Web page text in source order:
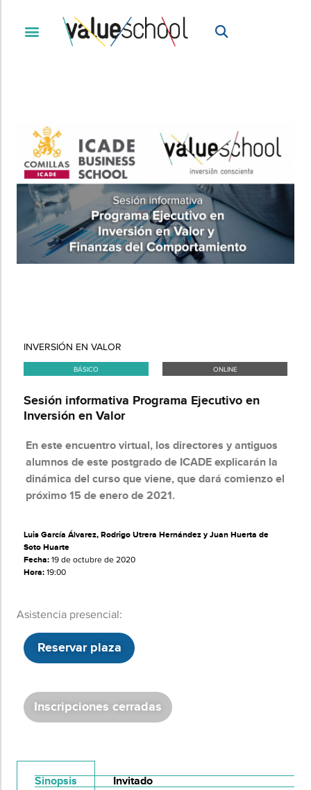
INVERSIÓN EN VALOR
BÁSICO ONLINE
Sesión informativa Programa Ejecutivo en
Inversión en Valor
En este encuentro virtual, los directores y antiguos
alumnos de este postgrado de ICADE explicarán la
dinámica del curso que viene, que dará comienzo el
próximo 15 de enero de 2021.
Luis García Álvarez, Rodrigo Utrera Hernández y Juan Huerta de
Soto Huarte
Fecha:19 de octubre de 2020
Hora:19:00
Asistencia presencial:
Reservar plaza
Inscripciones cerradas
Sinopsis Invitado